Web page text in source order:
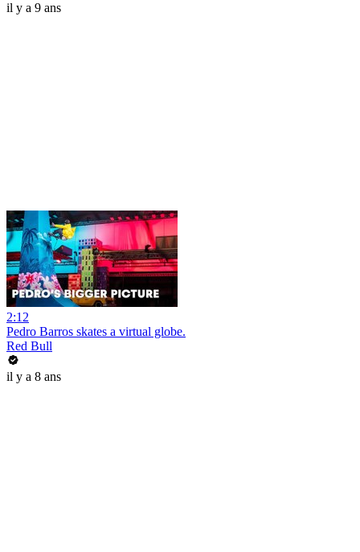
il y a 9 ans
2:12
Pedro Barros skates a virtual globe.
Red Bull
il y a 8 ans